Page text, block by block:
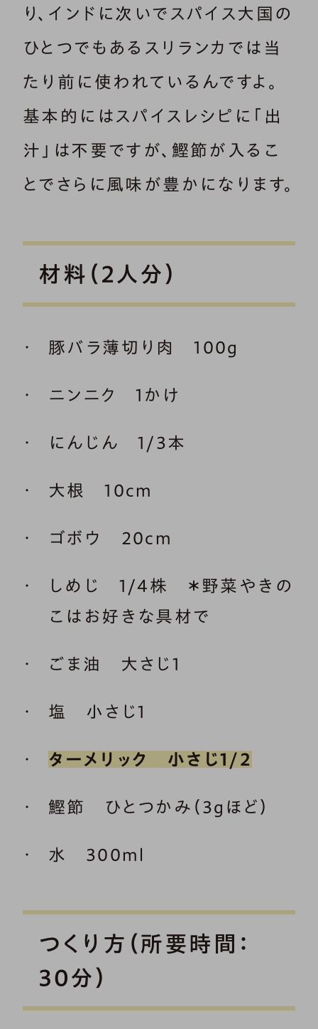
り、インドに次いでスパイス大国の
ひとつでもあるスリランカでは当
たり前に使われているんですよ。
基本的にはスパイスレシピに「出
汁」は不要ですが、鰹節が入るこ
とでさらに風味が豊かになります。
材料（2人分）
豚バラ薄切り肉 100g
ニンニク 1かけ
にんじん 1/3本
大根 10cm
ゴボウ 20cm
しめじ 1/4株 ＊野菜やきの
こはお好きな具材で
ごま油 大さじ1
塩 小さじ1
ターメリック 小さじ1/2
鰹節 ひとつかみ（3gほど）
水 300ml
つくり方（所要時間：
30分）